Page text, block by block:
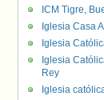
ICM Tigre,
Iglesia Casa
Iglesia
Iglesia
Rey
Iglesia